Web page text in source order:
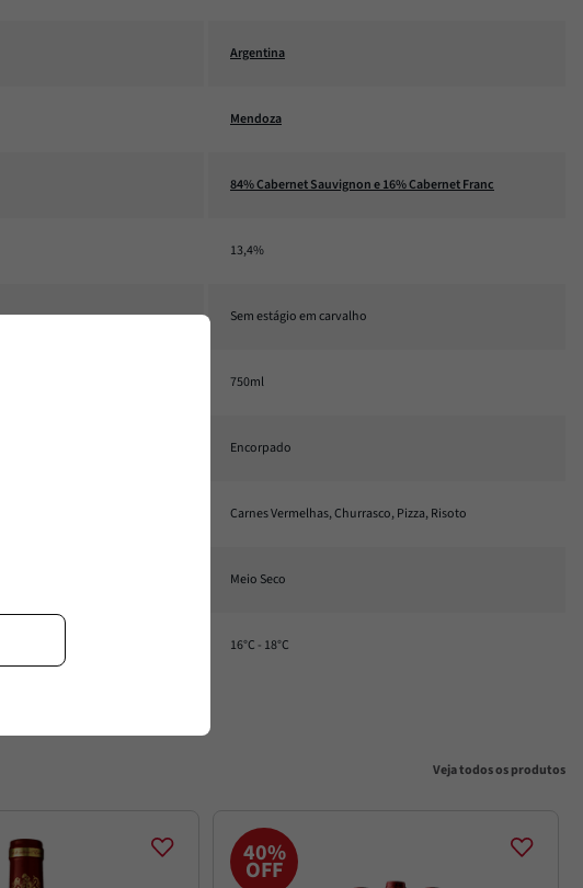
Argentina
Mendoza
84% Cabernet Sauvignon e 16% Cabernet Franc
13,4%
Sem estágio em carvalho
750ml
Encorpado
Carnes Vermelhas, Churrasco, Pizza, Risoto
Meio Seco
16°C - 18°C
Veja todos os produtos
40%
OFF